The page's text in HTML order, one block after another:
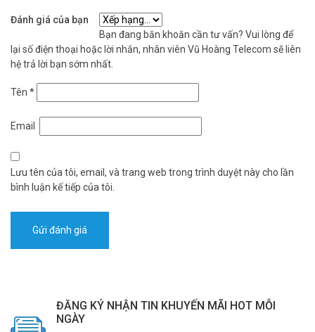
Đánh giá của bạn
Bạn đang băn khoăn cần tư vấn? Vui lòng để
lại số điện thoại hoặc lời nhắn, nhân viên Vũ Hoàng Telecom sẽ liên
hệ trả lời bạn sớm nhất.
Tên *
Email
Lưu tên của tôi, email, và trang web trong trình duyệt này cho lần
bình luận kế tiếp của tôi.
ĐĂNG KÝ NHẬN TIN KHUYẾN MÃI HOT MỖI
NGÀY